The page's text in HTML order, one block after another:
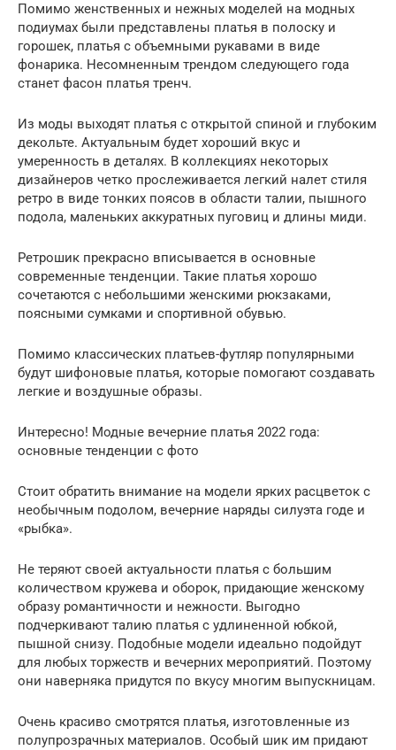
Помимо женственных и нежных моделей на модных
подиумах были представлены платья в полоску и
горошек, платья с объемными рукавами в виде
фонарика. Несомненным трендом следующего года
станет фасон платья тренч.
Из моды выходят платья с открытой спиной и глубоким
декольте. Актуальным будет хороший вкус и
умеренность в деталях. В коллекциях некоторых
дизайнеров четко прослеживается легкий налет стиля
ретро в виде тонких поясов в области талии, пышного
подола, маленьких аккуратных пуговиц и длины миди.
Ретрошик прекрасно вписывается в основные
современные тенденции. Такие платья хорошо
сочетаются с небольшими женскими рюкзаками,
поясными сумками и спортивной обувью.
Помимо классических платьев-футляр популярными
будут шифоновые платья, которые помогают создавать
легкие и воздушные образы.
Интересно! Модные вечерние платья 2022 года:
основные тенденции с фото
Стоит обратить внимание на модели ярких расцветок с
необычным подолом, вечерние наряды силуэта годе и
«рыбка».
Не теряют своей актуальности платья с большим
количеством кружева и оборок, придающие женскому
образу романтичности и нежности. Выгодно
подчеркивают талию платья с удлиненной юбкой,
пышной снизу. Подобные модели идеально подойдут
для любых торжеств и вечерних мероприятий. Поэтому
они наверняка придутся по вкусу многим выпускницам.
Очень красиво смотрятся платья, изготовленные из
полупрозрачных материалов. Особый шик им придают